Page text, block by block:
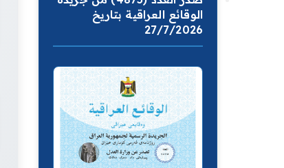
الوقائع العراقية بتاريخ
27/7/2026